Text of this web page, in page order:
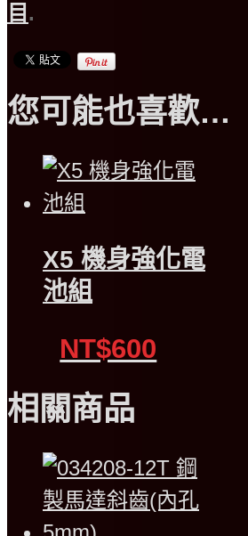
目 .
您可能也喜歡…
X5 機身強化電
池組
NT$600
相關商品